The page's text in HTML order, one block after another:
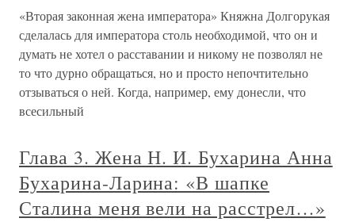
«Вторая законная жена императора» Княжна Долгорукая
сделалась для императора столь необходимой, что он и
думать не хотел о расставании и никому не позволял не
то что дурно обращаться, но и просто непочтительно
отзываться о ней. Когда, например, ему донесли, что
всесильный
Глава 3. Жена Н. И. Бухарина Анна
Бухарина-Ларина: «В шапке
Сталина меня вели на расстрел…»